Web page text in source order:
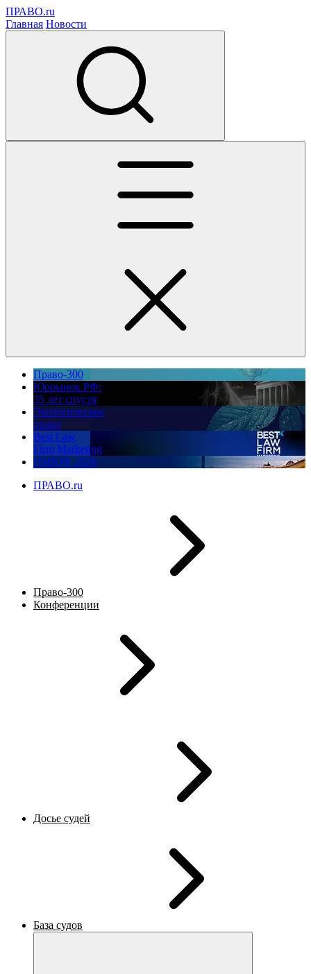
ПРАВО.ru
Главная Новости
Право-300
Юррынок РФ:
35 лет спустя
Экологическое
право
Best Law
Firm Marketing
ПМЮФ 2026
ПРАВО.ru
Право-300
Конференции
Досье судей
База судов